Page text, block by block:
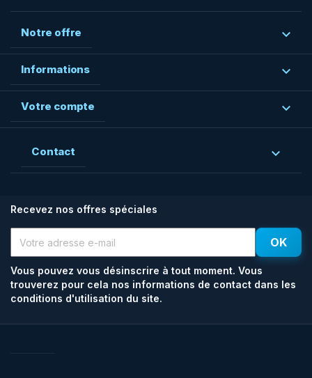
Notre offre 
Informations 
Votre compte 
Contact 
Recevez nos offres spéciales
Vous pouvez vous désinscrire à tout moment. Vous
trouverez pour cela nos informations de contact dans les
conditions d'utilisation du site.